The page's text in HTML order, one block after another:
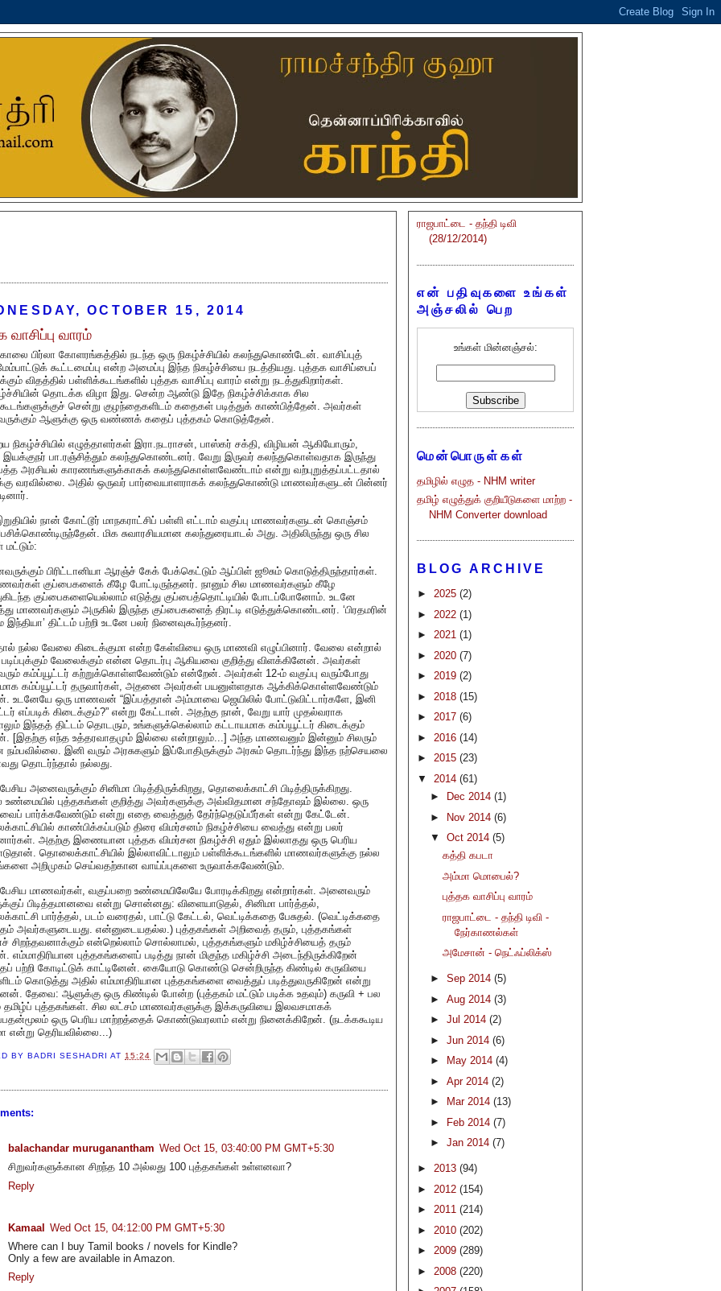
OCTOBER 15, 2014
வாசிப்பு வாரம்
பிர்லா கோளரங்கத்தில் நடந்த ஒரு நிகழ்ச்சியில் கலந்துகொண்டேன். வாசிப்புத்
கூட்டமைப்பு என்ற அமைப்பு இந்த நிகழ்ச்சியை நடத்தியது. புத்தக வாசிப்பைப்
விதத்தில் பள்ளிக்கூடங்களில் புத்தக வாசிப்பு வாரம் என்று நடத்துகிறார்கள்.
தொடக்க விழா இது. சென்ற ஆண்டு இதே நிகழ்ச்சிக்காக சில
சென்று குழந்தைகளிடம் கதைகள் படித்துக் காண்பித்தேன். அவர்கள்
ஆளுக்கு ஒரு வண்ணக் கதைப் புத்தகம் கொடுத்தேன்.
நிகழ்ச்சியில் எழுத்தாளர்கள் இரா.நடராசன், பாஸ்கர் சக்தி, விழியன் ஆகியோரும்,
இயக்குநர் பா.ரஞ்சித்தும் கலந்துகொண்டனர். வேறு இருவர் கலந்துகொள்வதாக இருந்து
அரசியல் காரணங்களுக்காகக் கலந்துகொள்ளவேண்டாம் என்று வற்புறுத்தப்பட்டதால்
வரவில்லை. அதில் ஒருவர் பார்வையாளராகக் கலந்துகொண்டு மாணவர்களுடன் பின்னர்
நான் கோட்டூர் மாநகராட்சிப் பள்ளி எட்டாம் வகுப்பு மாணவர்களுடன் கொஞ்சம்
மிக சுவாரசியமான கலந்துரையாடல் அது. அதிலிருந்து ஒரு சில
மட்டும்:
பிரிட்டானியா ஆரஞ்ச் கேக் பேக்கெட்டும் ஆப்பிள் ஜூசும் கொடுத்திருந்தார்கள்.
குப்பைகளைக் கீழே போட்டிருந்தனர். நானும் சில மாணவர்களும் கீழே
குப்பைகளையெல்லாம் எடுத்து குப்பைத்தொட்டியில் போடப்போனோம். உடனே
மாணவர்களும் அருகில் இருந்த குப்பைகளைத் திரட்டி எடுத்துக்கொண்டனர். ‘பிரதமரின்
திட்டம் பற்றி உடனே பலர் நினைவுகூர்ந்தனர்.
நல்ல வேலை கிடைக்குமா என்ற கேள்வியை ஒரு மாணவி எழுப்பினார். வேலை என்றால்
வேலைக்கும் என்ன தொடர்பு ஆகியவை குறித்து விளக்கினேன். அவர்கள்
கம்ப்யூட்டர் கற்றுக்கொள்ளவேண்டும் என்றேன். அவர்கள் 12-ம் வகுப்பு வரும்போது
கம்ப்யூட்டர் தருவார்கள், அதனை அவர்கள் பயனுள்ளதாக ஆக்கிக்கொள்ளவேண்டும்
உடனேயே ஒரு மாணவன் “இப்பத்தான் அம்மாவை ஜெயிலில் போட்டுவிட்டார்களே, இனி
எப்படிக் கிடைக்கும்?” என்று கேட்டான். அதற்கு நான், வேறு யார் முதல்வராக
இந்தத் திட்டம் தொடரும், உங்களுக்கெல்லாம் கட்டாயமாக கம்ப்யூட்டர் கிடைக்கும்
[இதற்கு எந்த உத்தரவாதமும் இல்லை என்றாலும்...] அந்த மாணவனும் இன்னும் சிலரும்
இனி வரும் அரசுகளும் இப்போதிருக்கும் அரசும் தொடர்ந்து இந்த நற்செயலை
தொடர்ந்தால் நல்லது.
அனைவருக்கும் சினிமா பிடித்திருக்கிறது, தொலைக்காட்சி பிடித்திருக்கிறது.
புத்தகங்கள் குறித்து அவர்களுக்கு அவ்விதமான சந்தோஷம் இல்லை. ஒரு
பார்க்கவேண்டும் என்று எதை வைத்துத் தேர்ந்தெடுப்பீர்கள் என்று கேட்டேன்.
காண்பிக்கப்படும் திரை விமர்சனம் நிகழ்ச்சியை வைத்து என்று பலர்
அதற்கு இணையான புத்தக விமர்சன நிகழ்ச்சி ஏதும் இல்லாதது ஒரு பெரிய
தொலைக்காட்சியில் இல்லாவிட்டாலும் பள்ளிக்கூடங்களில் மாணவர்களுக்கு நல்ல
அறிமுகம் செய்வதற்கான வாய்ப்புகளை உருவாக்கவேண்டும்.
மாணவர்கள், வகுப்பறை உண்மையிலேயே போரடிக்கிறது என்றார்கள். அனைவரும்
பிடித்தமானவை என்று சொன்னது: விளையாடுதல், சினிமா பார்த்தல்,
பார்த்தல், படம் வரைதல், பாட்டு கேட்டல், வெட்டிக்கதை பேசுதல். (வெட்டிக்கதை
அவர்களுடையது. என்னுடையதல்ல.) புத்தகங்கள் அறிவைத் தரும், புத்தகங்கள்
சிறந்தவனாக்கும் என்றெல்லாம் சொல்லாமல், புத்தகங்களும் மகிழ்ச்சியைத் தரும்
எம்மாதிரியான புத்தகங்களைப் படித்து நான் மிகுந்த மகிழ்ச்சி அடைந்திருக்கிறேன்
பற்றி கோடிட்டுக் காட்டினேன். கையோடு கொண்டு சென்றிருந்த கிண்டில் கருவியை
கொடுத்து அதில் எம்மாதிரியான புத்தகங்களை வைத்துப் படித்துவருகிறேன் என்று
தேவை: ஆளுக்கு ஒரு கிண்டில் போன்ற (புத்தகம் மட்டும் படிக்க உதவும்) கருவி + பல
தமிழ்ப் புத்தகங்கள். சில லட்சம் மாணவர்களுக்கு இக்கருவியை இலவசமாகக்
ஒரு பெரிய மாற்றத்தைக் கொண்டுவரலாம் என்று நினைக்கிறேன். (நடக்ககூடிய
என்று தெரியவில்லை...)
BY BADRI SESHADRI AT15:24
balachandar muruganantham Wed Oct 15, 03:40:00 PM GMT+5:30
சிறுவர்களுக்கான சிறந்த 10 அல்லது 100 புத்தகங்கள் உள்ளனவா?
Reply
Kamaal
Wed Oct 15, 04:12:00 PM GMT+5:30
Where can I buy Tamil books / novels for Kindle?
Only a few are available in Amazon.
Reply
ராஜபாட்டை - தந்தி டிவி
(28/12/2014)
என் பதிவுகளை உங்கள்
அஞ்சலில் பெற
உங்கள் மின்னஞ்சல்:
மென்பொருள்கள்
தமிழில் எழுத - NHM writer
தமிழ் எழுத்துக் குறியீடுகளை மாற்ற -
NHM Converter download
BLOG ARCHIVE
► 2025 (2)
► 2022 (1)
► 2021 (1)
► 2020 (7)
► 2019 (2)
► 2018 (15)
► 2017 (6)
► 2016 (14)
► 2015 (23)
▼ 2014 (61)
►
Dec 2014 (1)
► Nov 2014 (6)
▼ Oct 2014 (5)
கத்தி கபடா
அம்மா மொபைல்?
புத்தக வாசிப்பு வாரம்
ராஜபாட்டை - தந்தி டிவி -
நேர்காணல்கள்
அமேசான் - நெட்ஃப்லிக்ஸ்
► Sep 2014 (5)
► Aug 2014 (3)
► Jul 2014 (2)
► Jun 2014 (6)
►
May 2014 (4)
► Apr 2014 (2)
►
Mar 2014 (13)
►
Feb 2014 (7)
► Jan 2014 (7)
► 2013 (94)
► 2012 (154)
► 2011 (214)
► 2010 (202)
► 2009 (289)
► 2008 (220)